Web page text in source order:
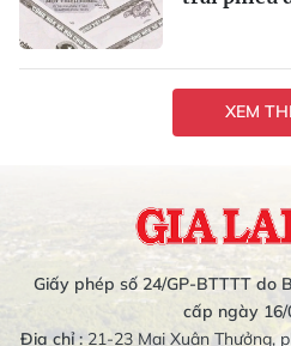
XEM
Giấy phép số 24/GP-BTTTT do
cấp ngày 16/
Địa chỉ :21-23 Mai Xuân Thưởng,